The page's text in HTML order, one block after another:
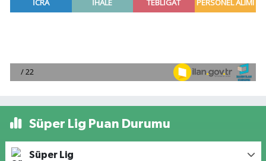
Süper Lig Puan Durumu
Süper Lig